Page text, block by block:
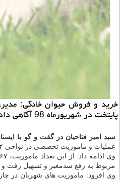
پایتخت در شهریورماه 98 آگاهی داد.
سید امیر فتاحیان در گفت و گو با
عملیات و ماموریت تخصصی در نواحی ۱۲۲ گانه پایتخت انجام شده است.
مربوط به رفع سدمعبر و تسهیل رفت و
وی افزود: ماموریت های شهربان در